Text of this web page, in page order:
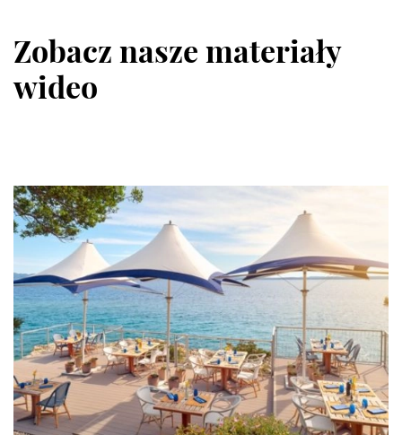
Zobacz nasze materiały
wideo